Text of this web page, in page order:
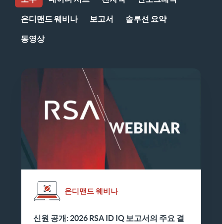
온디맨드 웨비나 보고서 솔루션 요약
동영상
온디맨드 웨비나
신원 공개: 2026 RSA ID IQ 보고서의 주요 결